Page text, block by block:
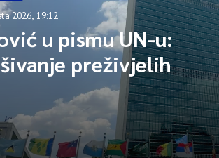
2026, 19:12
u pismu UN-u:
preživjelih